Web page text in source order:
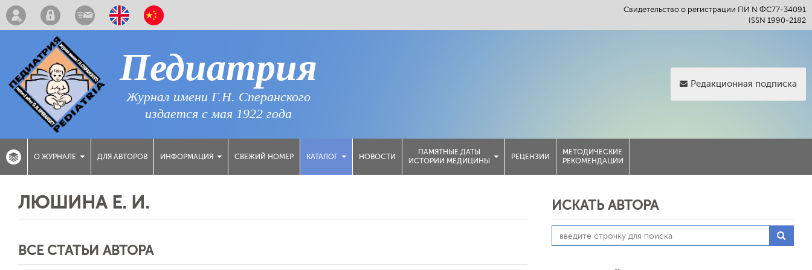
Свидетельство о регистрации ПИ N ФС77-34091
ISSN 1990-2182
Педиатрия
Журнал имени Г.Н. Сперанского
издается с мая 1922 года
Редакционная подписка
О ЖУРНАЛЕ ДЛЯ АВТОРОВ ИНФОРМАЦИЯ СВЕЖИЙ НОМЕР КАТАЛОГ НОВОСТИ
ПАМЯТНЫЕ ДАТЫ
ИСТОРИИ МЕДИЦИНЫ
РЕЦЕНЗИИ
МЕТОДИЧЕСКИЕ
РЕКОМЕНДАЦИИ
ЛЮШИНА Е. И.
ВСЕ СТАТЬИ АВТОРА
ИСКАТЬ АВТОРА